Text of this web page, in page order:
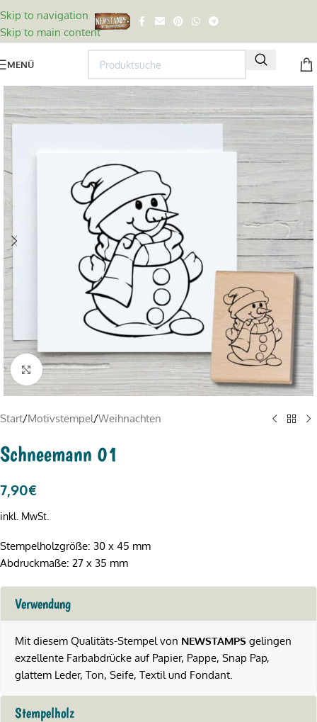
Skip to navigation
Skip to main content
MENÜ
Click to enlarge
Start/Motivstempel/Weihnachten
Schneemann 01
7,90€
inkl. MwSt.
Stempelholzgröße: 30 x 45 mm
Abdruckmaße: 27 x 35 mm
Verwendung
Mit diesem Qualitäts-Stempel von NEWSTAMPS gelingen
exzellente Farbabdrücke auf Papier, Pappe, Snap Pap,
glattem Leder, Ton, Seife, Textil und Fondant.
Stempelholz